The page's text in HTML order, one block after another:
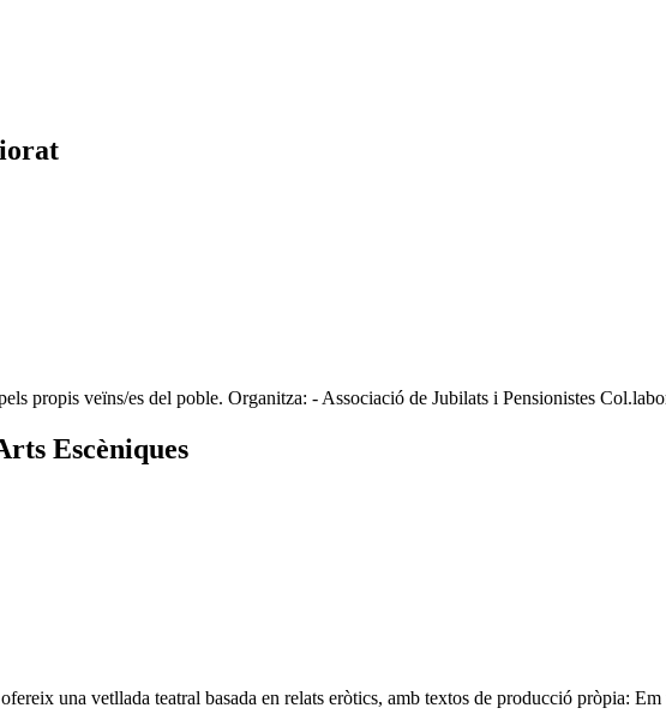
propis veïns/es del poble. Organitza: - Associació de Jubilats i Pensionistes
Escèniques
una vetllada teatral basada en relats eròtics, amb textos de producció pròpia: